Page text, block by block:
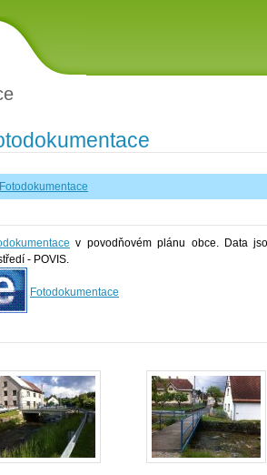
Fotodokumentace
v povodňovém plánu obce. Data
- POVIS.
Fotodokumentace